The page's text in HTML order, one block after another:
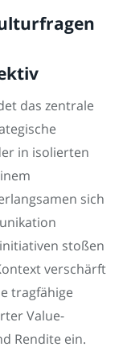
das zentrale
in isolierten
sich
stoßen
verschärft
tragfähige
Value-
Rendite ein.